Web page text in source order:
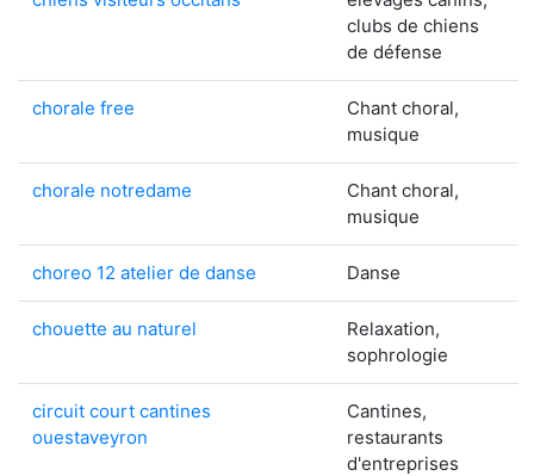
clubs de chiens
de défense
chorale free
Chant choral,
musique
chorale notredame
Chant choral,
musique
choreo 12 atelier de danse Danse
chouette au naturel
Relaxation,
sophrologie
circuit court cantines
ouestaveyron
Cantines,
restaurants
d'entreprises